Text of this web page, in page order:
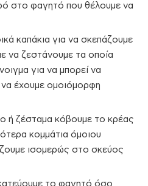
στο φαγητό που θέλουμε να
καπάκια για να σκεπάζουμε
να ζεστάνουμε τα οποία
για να μπορεί να
να έχουμε ομοιόμορφη
ή ζέσταμα κόβουμε το κρέας
κομμάτια όμοιου
ισομερώς στο σκεύος
το φαγητό όσο